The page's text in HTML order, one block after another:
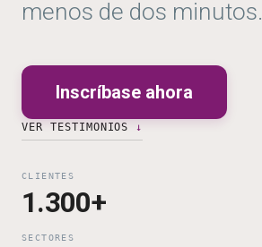
menos de dos minutos.
Inscríbase ahora
VER TESTIMONIOS
CLIENTES
1.300+
SECTORES